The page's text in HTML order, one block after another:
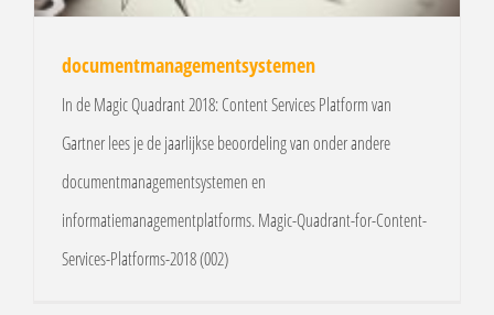
documentmanagementsystemen
In de Magic Quadrant 2018: Content Services Platform van
Gartner lees je de jaarlijkse beoordeling van onder andere
documentmanagementsystemen en
informatiemanagementplatforms. Magic-Quadrant-for-Content-
Services-Platforms-2018 (002)